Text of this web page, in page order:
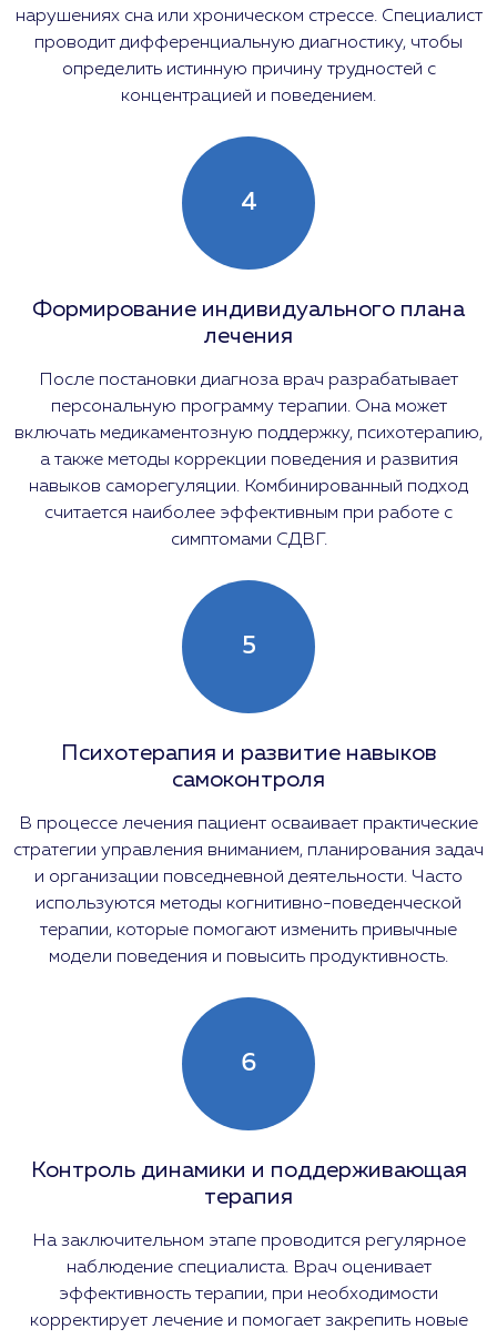
нарушениях сна или хроническом стрессе. Специалист
проводит дифференциальную диагностику, чтобы
определить истинную причину трудностей с
концентрацией и поведением.
4
Формирование индивидуального плана
лечения
После постановки диагноза врач разрабатывает
персональную программу терапии. Она может
включать медикаментозную поддержку, психотерапию,
а также методы коррекции поведения и развития
навыков саморегуляции. Комбинированный подход
считается наиболее эффективным при работе с
симптомами СДВГ.
5
Психотерапия и развитие навыков
самоконтроля
В процессе лечения пациент осваивает практические
стратегии управления вниманием, планирования задач
и организации повседневной деятельности. Часто
используются методы когнитивно-поведенческой
терапии, которые помогают изменить привычные
модели поведения и повысить продуктивность.
6
Контроль динамики и поддерживающая
терапия
На заключительном этапе проводится регулярное
наблюдение специалиста. Врач оценивает
эффективность терапии, при необходимости
корректирует лечение и помогает закрепить новые